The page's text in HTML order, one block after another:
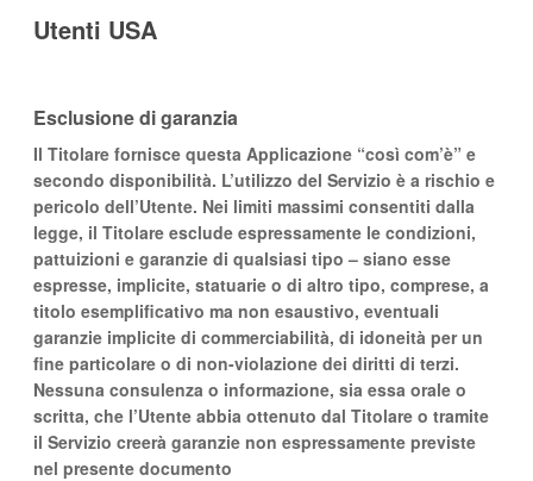
Utenti USA
Esclusione di garanzia
Il Titolare fornisce questa Applicazione “così com’è” e
secondo disponibilità. L’utilizzo del Servizio è a rischio e
pericolo dell’Utente. Nei limiti massimi consentiti dalla
legge, il Titolare esclude espressamente le condizioni,
pattuizioni e garanzie di qualsiasi tipo – siano esse
espresse, implicite, statuarie o di altro tipo, comprese, a
titolo esemplificativo ma non esaustivo, eventuali
garanzie implicite di commerciabilità, di idoneità per un
fine particolare o di non-violazione dei diritti di terzi.
Nessuna consulenza o informazione, sia essa orale o
scritta, che l’Utente abbia ottenuto dal Titolare o tramite
il Servizio creerà garanzie non espressamente previste
nel presente documento